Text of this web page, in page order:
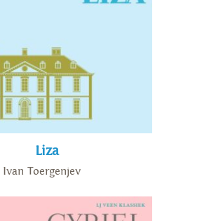
Liza
Ivan Toergenjev